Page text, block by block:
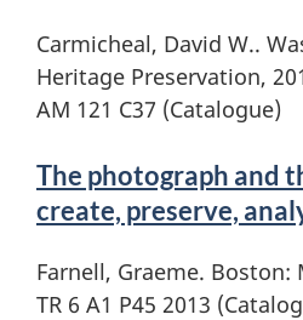
Carmicheal, David W..
Heritage Preservation,
AM 121 C37 (Catalogue)
The photograph and
create, preserve,
Farnell, Graeme. Boston:
TR 6 A1 P45 2013